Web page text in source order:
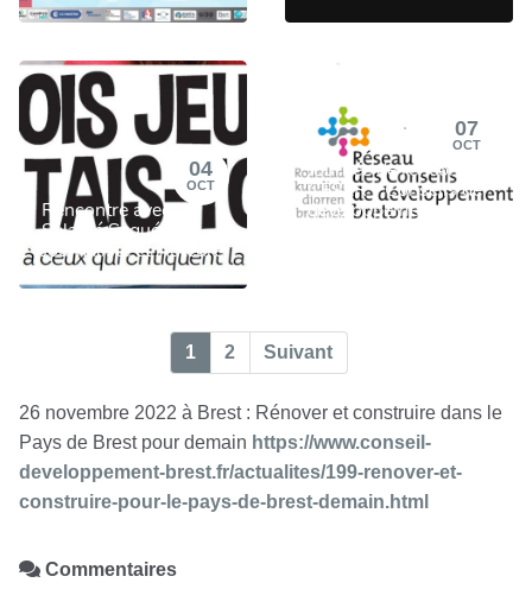
04
OCT
Rencontre avec
Salamé Saqué -
Journaliste et Auteure
07
OCT
Journée de rencontre
CESER - Conseils de
développement -salle
1 2 Suivant
26 novembre 2022 à Brest : Rénover et construire dans le
Pays de Brest pour demain https://www.conseil-
developpement-brest.fr/actualites/199-renover-et-
construire-pour-le-pays-de-brest-demain.html
Commentaires